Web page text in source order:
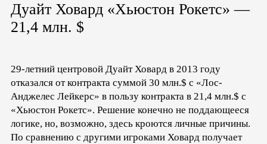
Дуайт Ховард «Хьюстон Рокетс» —
21,4 млн. $
29-летний центровой Дуайт Ховард в 2013 году
отказался от контракта суммой 30 млн.$ с «Лос-
Анджелес Лейкерс» в пользу контракта в 21,4 млн.$ с
«Хьюстон Рокетс». Решение конечно не поддающееся
логике, но, возможно, здесь кроются личные причины.
По сравнению с другими игроками Ховард получает